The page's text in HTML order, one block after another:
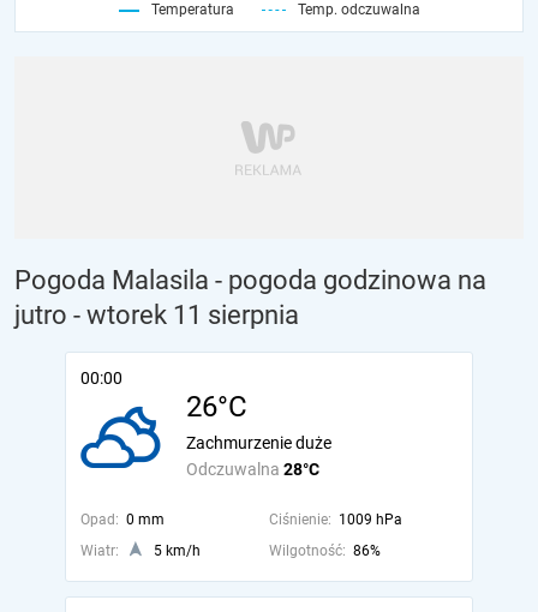
Temperatura Temp. odczuwalna
Pogoda Malasila - pogoda godzinowa na
jutro - wtorek 11 sierpnia
00:00
26°C
Odczuwalna 28°C
Zachmurzenie duże
Opad: 0 mm Ciśnienie: 1009 hPa
Wiatr:
5 km/h Wilgotność: 86%